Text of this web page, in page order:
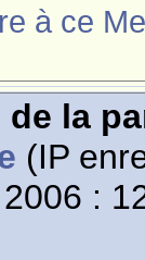
à ce
de la
(IP
: